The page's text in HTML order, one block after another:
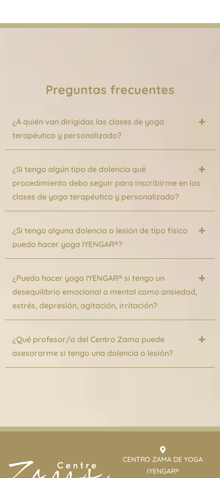
Preguntas frecuentes
¿A quién van dirigidas las clases de yoga
terapéutico y personalizado?
¿Si tengo algún tipo de dolencia qué
procedimiento debo seguir para inscribirme en las
clases de yoga terapéutico y personalizado?
¿Si tengo alguna dolencia o lesión de tipo físico
puedo hacer yoga IYENGAR®?
¿Puedo hacer yoga IYENGAR® si tengo un
desequilibrio emocional o mental como ansiedad,
estrés, depresión, agitación, irritación?
¿Qué profesor/a del Centro Zama puede
asesorarme si tengo una dolencia o lesión?
CENTRO ZAMA DE YOGA
IYENGAR®